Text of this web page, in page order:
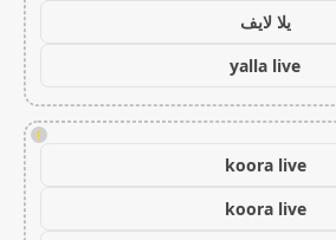
يلا لايف
yalla live
!
koora live
koora live